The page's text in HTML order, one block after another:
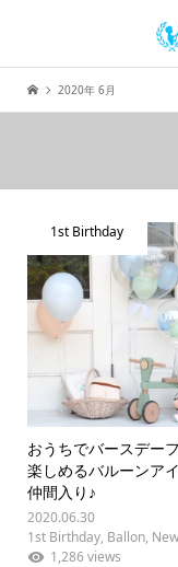
2020年 6月
1st Birthday
おうちでバースデー
楽しめるバルーンア
仲間入り♪
2020.06.30
1st Birthday, Ballon,
1,286 views